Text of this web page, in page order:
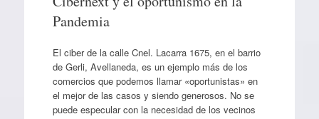
Pandemia
El ciber de la calle Cnel. Lacarra 1675, en el barrio
de Gerli, Avellaneda, es un ejemplo más de los
comercios que podemos llamar «oportunistas» en
el mejor de las casos y siendo generosos. No se
puede especular con la necesidad de los vecinos